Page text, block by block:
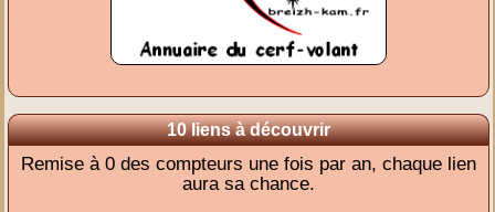
10 liens à découvrir
Remise à 0 des compteurs une fois par an, chaque lien
aura sa chance.